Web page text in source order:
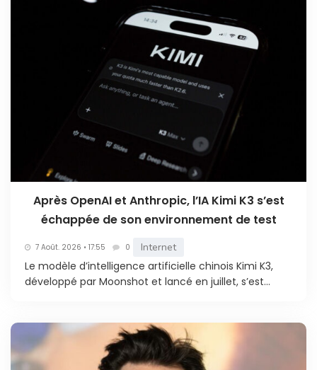
Après OpenAI et Anthropic, l’IA Kimi K3 s’est
échappée de son environnement de test
7 Août. 2026 • 17:55 0 Internet
Le modèle d’intelligence artificielle chinois Kimi K3,
développé par Moonshot et lancé en juillet, s’est...